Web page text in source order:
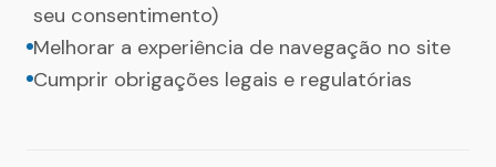
seu consentimento)
Melhorar a experiência de navegação no site
Cumprir obrigações legais e regulatórias